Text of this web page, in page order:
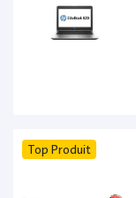
Top Produit